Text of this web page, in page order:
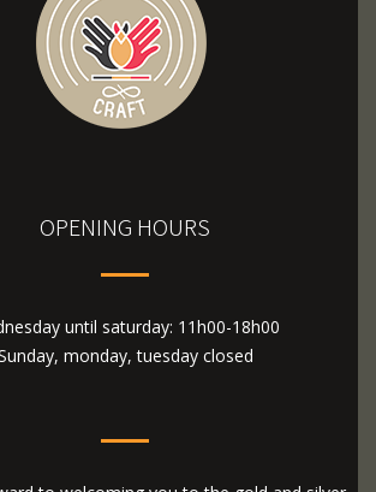
OPENING HOURS
until saturday: 11h00-18h00
monday, tuesday closed